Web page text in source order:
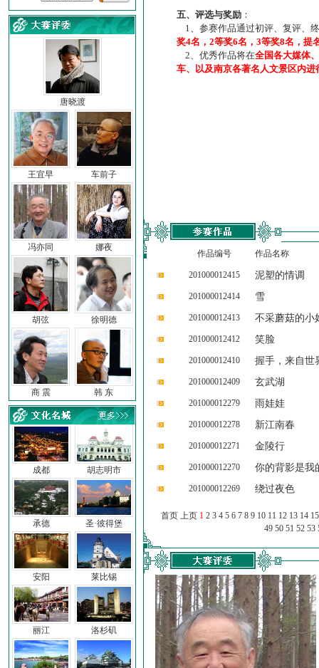
唐晓渡
王宜早 车前子
冯亦同 娜夜
胡弦 徐明德
商 震 韩 东
成都
承德
安阳
丽江
胡志明市
圣·彼得堡
莱比锡
洛杉矶
五、评选与奖励 ：
1、参赛作品通过初评、复评、
奖4名，2等奖6名，3等奖8名，提
2、优秀作品将在全国各大媒体
车、以及南京各著名人文景区内进
作品编号 作品名称
201000012415 泥塑的情调
201000012414 雪
201000012413 不采蘑菇的小
201000012412 笑脸
201000012410 握手，来自世
201000012409 玄武湖
201000012279 雨娃娃
201000012278 新江南春
201000012271 金陵行
201000012270 你的背影是我
201000012269 绕过夜色
首页 上页 1 2 3 4 5 6 7 8 9 10 11 12 13 14 15
49 50 51 52 53